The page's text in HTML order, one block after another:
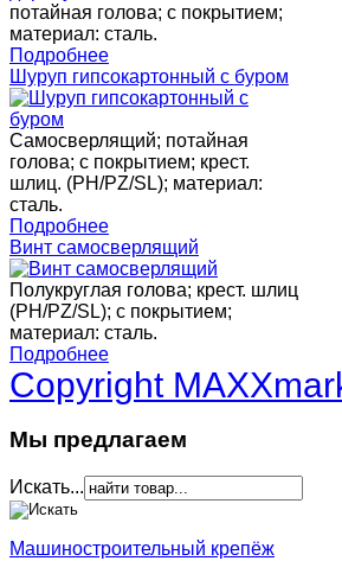
потайная голова; с покрытием;
материал: сталь.
Подробнее
Шуруп гипсокартонный с буром
Самосверлящий; потайная
голова; с покрытием; крест.
шлиц. (PH/PZ/SL); материал:
сталь.
Подробнее
Винт самосверлящий
Полукруглая голова; крест. шлиц
(PH/PZ/SL); с покрытием;
материал: сталь.
Подробнее
Copyright
Мы предлагаем
Искать...
Машиностроительный крепёж